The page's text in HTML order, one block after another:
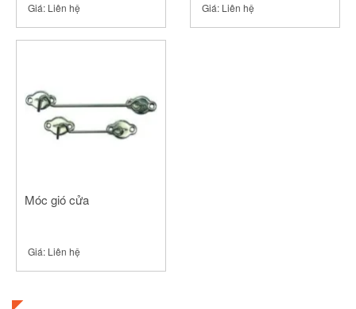
Giá: Liên hệ Giá: Liên hệ
Móc gió cửa
Giá: Liên hệ